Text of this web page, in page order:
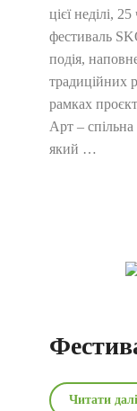
цієї неділі,
фестиваль
подія,
традиційних
рамках
Арт –
який …
Читати далі